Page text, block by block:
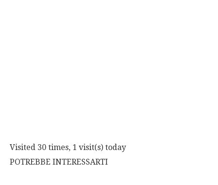
Visited 30 times, 1 visit(s) today
POTREBBE INTERESSARTI